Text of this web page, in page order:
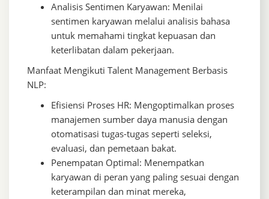
Analisis Sentimen Karyawan: Menilai
sentimen karyawan melalui analisis bahasa
untuk memahami tingkat kepuasan dan
keterlibatan dalam pekerjaan.
Manfaat Mengikuti Talent Management Berbasis
NLP:
Efisiensi Proses HR: Mengoptimalkan proses
manajemen sumber daya manusia dengan
otomatisasi tugas-tugas seperti seleksi,
evaluasi, dan pemetaan bakat.
Penempatan Optimal: Menempatkan
karyawan di peran yang paling sesuai dengan
keterampilan dan minat mereka,